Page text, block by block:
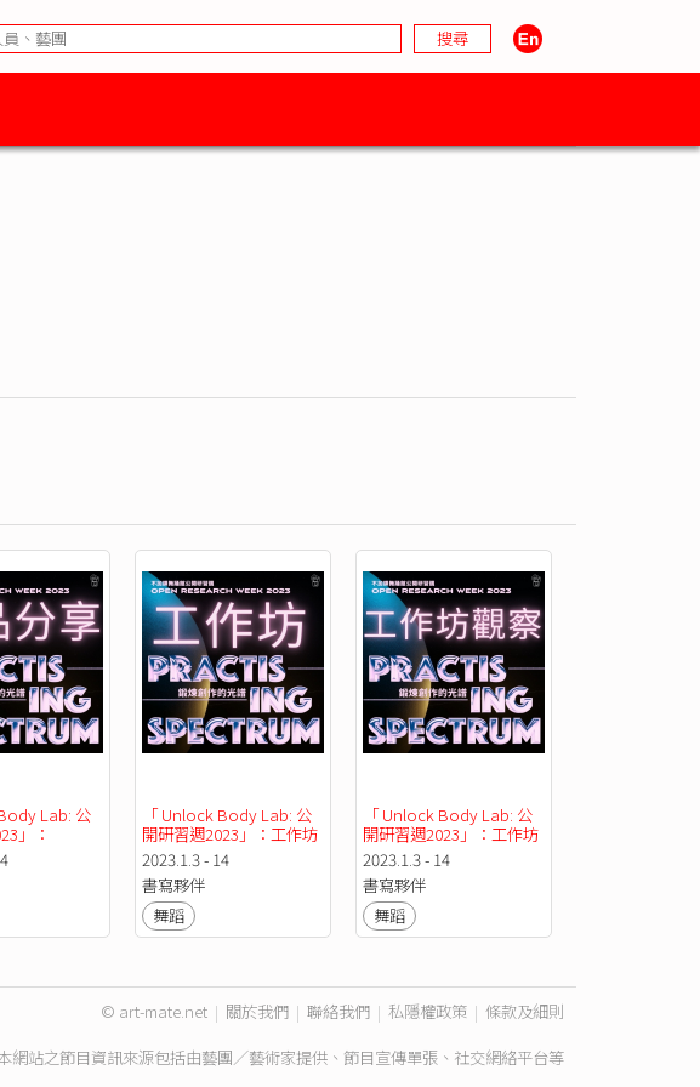
Lab: 公
」：
」作品分享
「 Unlock Body Lab: 公
開研習週2023」：工作坊
2023.1.3 - 14
書寫夥伴
舞蹈
「 Unlock Body Lab: 公
開研習週2023」：工作坊
觀察
2023.1.3 - 14
書寫夥伴
舞蹈
© art-mate.net | 關於我們 | 聯絡我們 | 私隱權政策 | 條款及細則
網站之節目資訊來源包括由藝團／藝術家提供、節目宣傳單張、社交網絡平台等